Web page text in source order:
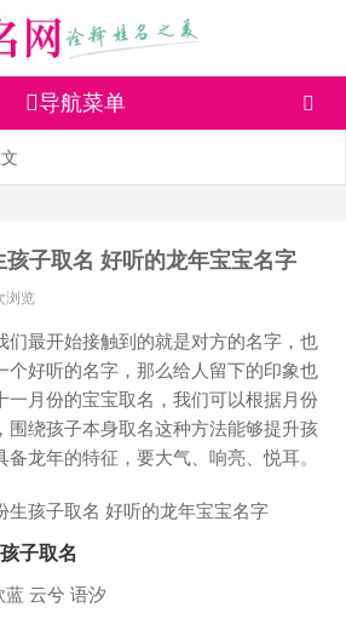
导航菜单
子取名 好听的龙年宝宝名字
浏览
最开始接触到的就是对方的名字，也
个好听的名字，那么给人留下的印象也
一月份的宝宝取名，我们可以根据月份
围绕孩子本身取名这种方法能够提升孩
龙年的特征，要大气、响亮、悦耳。
子取名
云兮 语汐